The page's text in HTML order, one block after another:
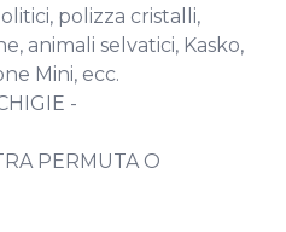
polizza cristalli,
animali selvatici, Kasko,
Mini, ecc.
-
PERMUTA O